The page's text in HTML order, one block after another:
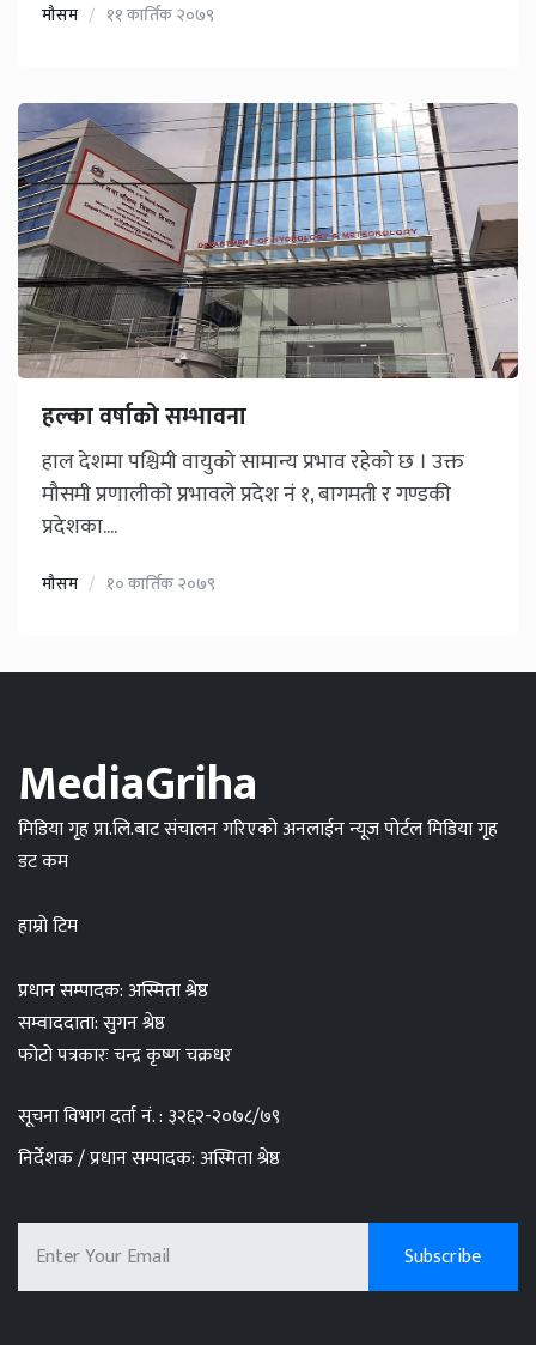
मौसम ११ कार्तिक २०७९
हल्का वर्षाको सम्भावना
हाल देशमा पश्चिमी वायुको सामान्य प्रभाव रहेको छ । उक्त
मौसमी प्रणालीको प्रभावले प्रदेश नं १, बागमती र गण्डकी
प्रदेशका....
मौसम १० कार्तिक २०७९
MediaGriha
मिडिया गृह प्रा.लि.बाट संचालन गरिएको अनलाईन न्यूज पोर्टल मिडिया गृह
डट कम
हाम्रो टिम
प्रधान सम्पादक: अस्मिता श्रेष्ठ
सम्वाददाता: सुगन श्रेष्ठ
फोटो पत्रकारः चन्द्र कृष्ण चक्रधर
सूचना विभाग दर्ता नं. : ३२६२-२०७८/७९
निर्देशक / प्रधान सम्पादक: अस्मिता श्रेष्ठ